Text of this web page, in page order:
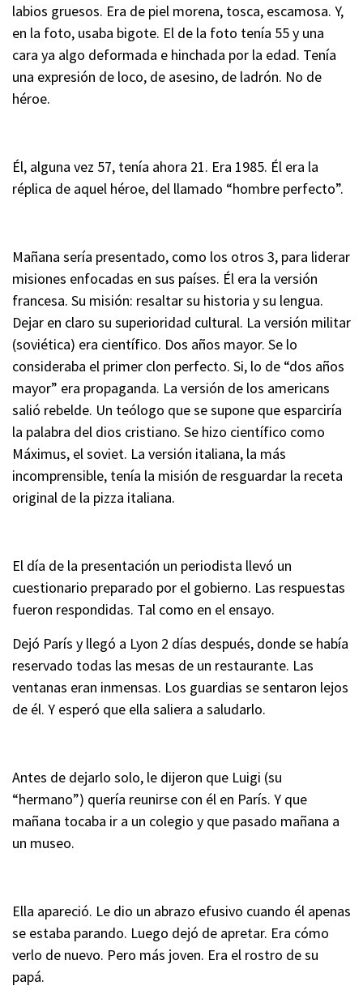
labios gruesos. Era de piel morena, tosca, escamosa. Y,
en la foto, usaba bigote. El de la foto tenía 55 y una
cara ya algo deformada e hinchada por la edad. Tenía
una expresión de loco, de asesino, de ladrón. No de
héroe.
Él, alguna vez 57, tenía ahora 21. Era 1985. Él era la
réplica de aquel héroe, del llamado “hombre perfecto”.
Mañana sería presentado, como los otros 3, para liderar
misiones enfocadas en sus países. Él era la versión
francesa. Su misión: resaltar su historia y su lengua.
Dejar en claro su superioridad cultural. La versión militar
(soviética) era científico. Dos años mayor. Se lo
consideraba el primer clon perfecto. Si, lo de “dos años
mayor” era propaganda. La versión de los americans
salió rebelde. Un teólogo que se supone que esparciría
la palabra del dios cristiano. Se hizo científico como
Máximus, el soviet. La versión italiana, la más
incomprensible, tenía la misión de resguardar la receta
original de la pizza italiana.
El día de la presentación un periodista llevó un
cuestionario preparado por el gobierno. Las respuestas
fueron respondidas. Tal como en el ensayo.
Dejó París y llegó a Lyon 2 días después, donde se había
reservado todas las mesas de un restaurante. Las
ventanas eran inmensas. Los guardias se sentaron lejos
de él. Y esperó que ella saliera a saludarlo.
Antes de dejarlo solo, le dijeron que Luigi (su
“hermano”) quería reunirse con él en París. Y que
mañana tocaba ir a un colegio y que pasado mañana a
un museo.
Ella apareció. Le dio un abrazo efusivo cuando él apenas
se estaba parando. Luego dejó de apretar. Era cómo
verlo de nuevo. Pero más joven. Era el rostro de su
papá.